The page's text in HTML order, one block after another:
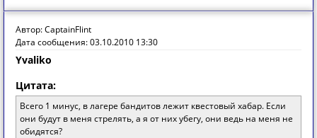
Автор: CaptainFlint
Дата сообщения: 03.10.2010 13:30
Yvaliko
Цитата:
Всего 1 минус, в лагере бандитов лежит квестовый хабар. Если
они будут в меня стрелять, а я от них убегу, они ведь на меня не
обидятся?